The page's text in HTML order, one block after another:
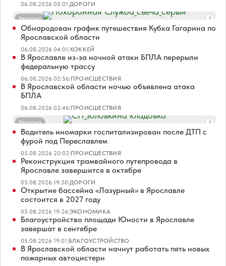
06.08.2026 05:01|ДОРОГИ
Реклама
Обнародован график путешествия Кубка Гагарина по
Ярославской области
06.08.2026 04:01|ХОККЕЙ
В Ярославле из-за ночной атаки БПЛА перерыли
федеральную трассу
06.08.2026 02:56|ПРОИСШЕСТВИЯ
В Ярославской области ночью объявлена атака
БПЛА
06.08.2026 02:46|ПРОИСШЕСТВИЯ
Реклама
Водитель иномарки госпитализирован после ДТП с
фурой под Переславлем
05.08.2026 20:02|ПРОИСШЕСТВИЯ
Реконструкция трамвайного путепровода в
Ярославле завершится в октябре
05.08.2026 19:30|ДОРОГИ
Открытие бассейна «Лазурный» в Ярославле
состоится в 2027 году
05.08.2026 19:26|ЭКОНОМИКА
Благоустройство площади Юности в Ярославле
завершат в сентябре
05.08.2026 19:01|БЛАГОУСТРОЙСТВО
В Ярославской области начнут работать пять новых
пожарных автоцистерн